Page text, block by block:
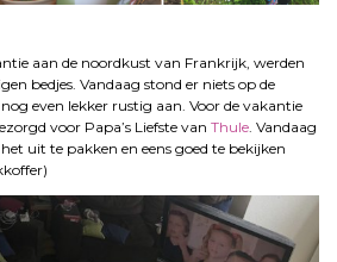
aan de noordkust van Frankrijk, werden
bedjes. Vandaag stond er niets op de
even lekker rustig aan. Voor de vakantie
voor Papa’s Liefste van Thule. Vandaag
uit te pakken en eens goed te bekijken